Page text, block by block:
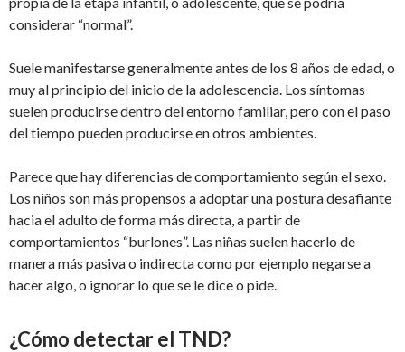
considerar “normal”.
Suele manifestarse generalmente antes de los 8 años de edad, o
muy al principio del inicio de la adolescencia. Los síntomas
suelen producirse dentro del entorno familiar, pero con el paso
del tiempo pueden producirse en otros ambientes.
Parece que hay diferencias de comportamiento según el sexo.
Los niños son más propensos a adoptar una postura desafiante
hacia el adulto de forma más directa, a partir de
comportamientos “burlones”. Las niñas suelen hacerlo de
manera más pasiva o indirecta como por ejemplo negarse a
hacer algo, o ignorar lo que se le dice o pide.
¿Cómo detectar el TND?